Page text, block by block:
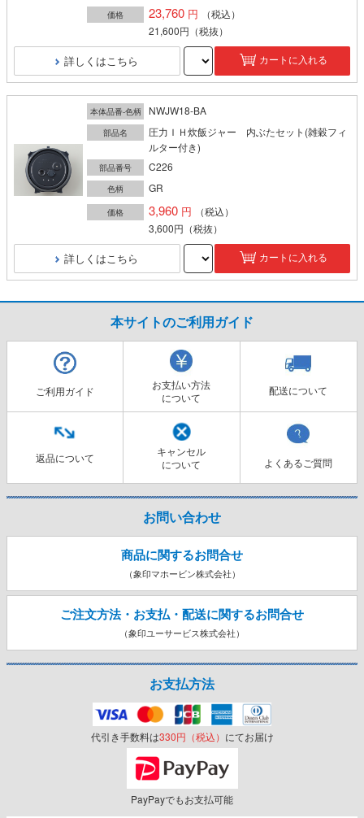
価格 23,760
（税込）
21,600円 （税抜）
詳しくはこちら カートに入れる
本体品番-色柄 NWJW18-BA
部品名
圧力ＩＨ炊飯ジャー 内ぶたセット(雑穀フィ
ルター付き)
部品番号 C226
色柄 GR
価格 3,960
（税込）
3,600円 （税抜）
詳しくはこちら カートに入れる
本サイトのご利用ガイド
ご利用ガイド
お支払い方法
について
配送について
返品について
キャンセル
について
よくあるご質問
お問い合わせ
商品に関するお問合せ
（象印マホービン株式会社）
ご注文方法・お支払・配送に関するお問合せ
（象印ユーサービス株式会社）
お支払方法
代引き手数料は330円（税込） にてお届け
PayPayでもお支払可能